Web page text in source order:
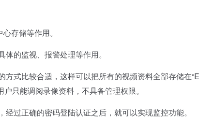
存储等作用。
的监视、报警处理等作用。
式比较合适，这样可以把所有的视频资料全部存储在
只能调阅录像资料，不具备管理权限。
正确的密码登陆认证之后，就可以实现监控功能。